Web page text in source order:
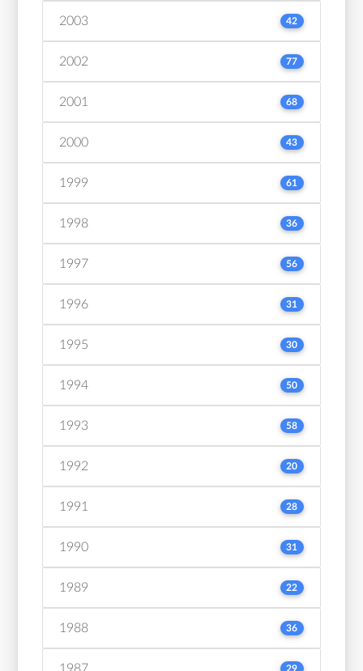
2003 42
2002 77
2001 68
2000 43
1999 61
1998 36
1997 56
1996 31
1995 30
1994 50
1993 58
1992 20
1991 28
1990 31
1989 22
1988 36
1987 29